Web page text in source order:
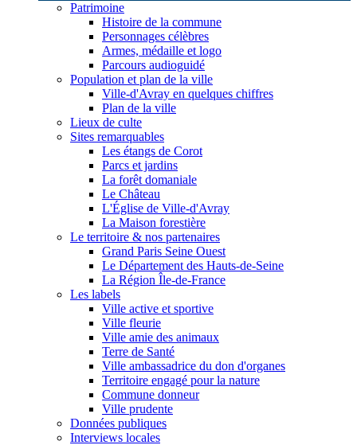
Patrimoine
Histoire de la commune
Personnages célèbres
Armes, médaille et logo
Parcours audioguidé
Population et plan de la ville
Ville-d'Avray en quelques chiffres
Plan de la ville
Lieux de culte
Sites remarquables
Les étangs de Corot
Parcs et jardins
La forêt domaniale
Le Château
L'Église de Ville-d'Avray
La Maison forestière
Le territoire & nos partenaires
Grand Paris Seine Ouest
Le Département des Hauts-de-Seine
La Région Île-de-France
Les labels
Ville active et sportive
Ville fleurie
Ville amie des animaux
Terre de Santé
Ville ambassadrice du don d'organes
Territoire engagé pour la nature
Commune donneur
Ville prudente
Données publiques
Interviews locales